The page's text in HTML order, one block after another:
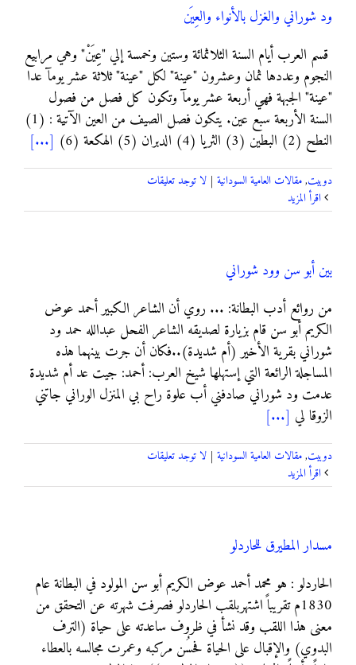
ود شوراني والغزل بالأنواء والعِيَن
قسم العرب أيام السنة الثلاثمائة وستين وخمسة إلي "عِِيَنْ" وهي مرابيع
النجوم وعددها ثمان وعشرون "عينة" لكل "عينة" ثلاثة عشر يومآ عدا
"عينة" الجبهة فهي أربعة عشر يومآ وتكون كل فصل من فصول
السنة الأربعة سبع عين. يتكون فصل الصيف من العين الآتية : (1)
النطح (2) البطين (3) الثريا (4) الدبران (5) الهكعة (6)
[...]
دوبيت,مقالات العامية السودانية | لا توجد تعليقات
بين أبو سن وود شوراني
من روائع أدب البطانة: ... روي أن الشاعر الكبير أحمد عوض
الكريم أبو سن قام بزيارة لصديقه الشاعر الفحل عبدالله حمد ود
شوراني بقرية الأخير (أم شديدة)..فكان أن جرت بينهما هذه
المساجلة الرائعة التي إستهلها شيخ العرب: أحمد: جيت عد أم شديدة
عدمت ود شوراني صادفني أب علوة راح بي المنزل الوراني جاتني
الزوقا لي [...]
دوبيت,مقالات العامية السودانية | لا توجد تعليقات
مسدار المطيرق للحاردلو
الحاردلو : هو محمد أحمد عوض الكريم أبو سن المولود في البطانة عام
1830م تقريباً اشتهربلقب الحاردلو فصرفت شهرته عن التحقق من
معنى هذا اللقب وقد نشأ في ظروف ساعدته على حياة (الترف
البدوي) والإقبال على الحياة فحسُن مركبه وعمرت مجالسه بالعطاء